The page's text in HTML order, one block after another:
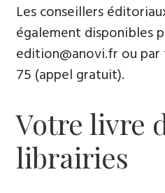
Les conseillers
également disponibles
edition@anovi.fr ou
75 (appel gratuit).
Votre livre
librairies